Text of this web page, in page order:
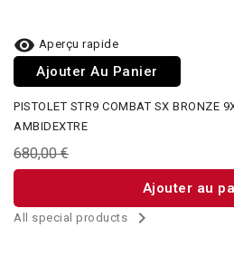
 Aperçu rapide
Ajouter Au Panier
PISTOLET STR9 COMBAT SX BRONZE
AMBIDEXTRE
680,00 €
Ajouter au
All special products 